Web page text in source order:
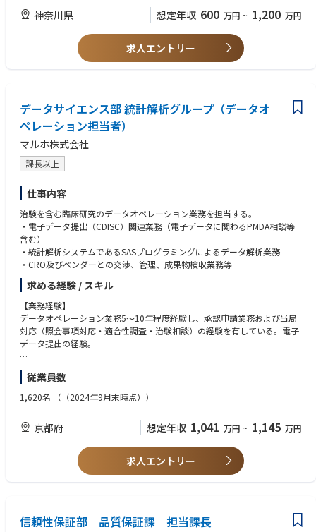
roduct profile)立案とそれを達成できる化合物選定を推進し、海外の製薬
企業との連携はもとより、RI-PDC医薬の国内トップメーカーへの成長に一
■薬理研究チーム（慢性疾患領域）
れを達成できる化合物評価、選定を推進して革新的な医薬品創出に貢献い
ただける方を募集しています。
・オンコロジー領域での非臨床薬理試験の信頼性保証試験の実務を経験し
た方
・各種ゼノグラフトモデル（PDXモデルを含む）でのin vivo薬効評価
・セラノスティクスに詳しい方
神奈川県 想定年収 600 万円 ~ 1,200 万円
求人エントリー
データサイエンス部 統計解析グループ（データオ
ペレーション担当者）
マルホ株式会社
課長以上
仕事内容
治験を含む臨床研究のデータオペレーション業務を担当する。
・電子データ提出（CDISC）関連業務（電子データに関わるPMDA相談等
含む）
・統計解析システムであるSASプログラミングによるデータ解析業務
・CRO及びベンダーとの交渉、管理、成果物検収業務等
求める経験 / スキル
【業務経験】
データオペレーション業務5～10年程度経験し、承認申請業務および当局
対応（照会事項対応・適合性調査・治験相談）の経験を有している。電子
データ提出の経験。
【能力・スキル】
治験に関連する高い専門性（計算機統計学、CDIS関連通知、科学的・倫理
的思考、文書作成能力、コミュニケーション能力、達成指向力）、語学力
【学歴】
4年制理系大学卒以上
不問
従業員数
1,620名 （（2024年9月末時点））
京都府 想定年収 1,041 万円 ~ 1,145 万円
求人エントリー
信頼性保証部 品質保証課 担当課長